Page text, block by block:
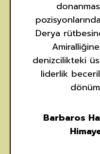
Derya
denizcilikteki
liderlik
Barbaros